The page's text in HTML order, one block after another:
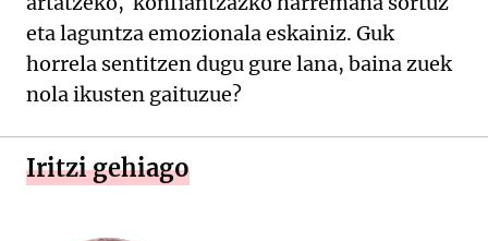
eta laguntza emozionala eskainiz. Guk
horrela sentitzen dugu gure lana, baina zuek
nola ikusten gaituzue?
Iritzi gehiago